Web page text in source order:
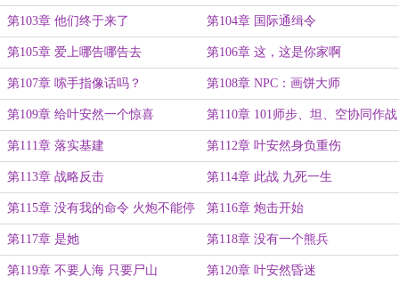
第103章 他们终于来了 第104章 国际通缉令
第105章 爱上哪告哪告去 第106章 这，这是你家啊
第107章 嗦手指像话吗？ 第108章 NPC：画饼大师
第109章 给叶安然一个惊喜 第110章 101师步、坦、空协同作战
第111章 落实基建 第112章 叶安然身负重伤
第113章 战略反击 第114章 此战 九死一生
第115章 没有我的命令 火炮不能停 第116章 炮击开始
第117章 是她 第118章 没有一个熊兵
第119章 不要人海 只要尸山 第120章 叶安然昏迷